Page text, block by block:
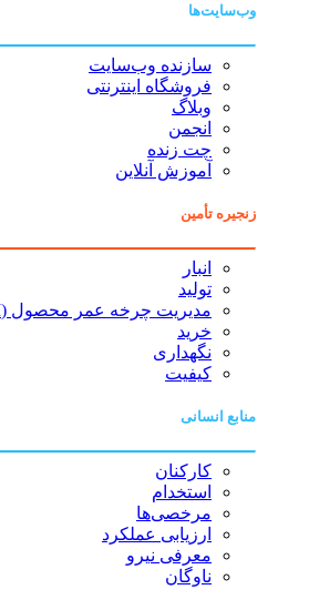
وب‌سایت‌ها
سازنده وب‌سایت
فروشگاه اینترنتی
وبلاگ
انجمن
چت زنده
آموزش آنلاین
زنجیره تأمین
انبار
تولید
مدیریت چرخه عمر محصول (PLM)
خرید
نگهداری
کیفیت
منابع انسانی
کارکنان
استخدام
مرخصی‌ها
ارزیابی عملکرد
معرفی نیرو
ناوگان